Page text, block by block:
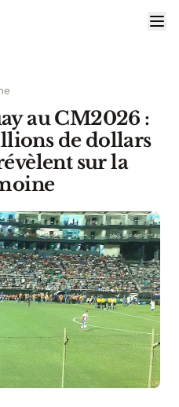
au CM2026 :
de dollars
sur la